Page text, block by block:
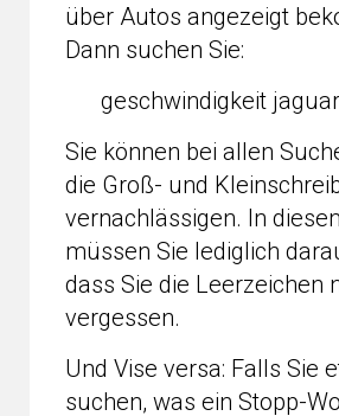
über Autos angezeigt
Dann suchen Sie:
geschwindigkeit
Sie können bei allen
die Groß- und
vernachlässigen. In
müssen Sie lediglich
dass Sie die Leerzeichen
vergessen.
Und Vise versa: Falls Sie
suchen, was ein Stopp-